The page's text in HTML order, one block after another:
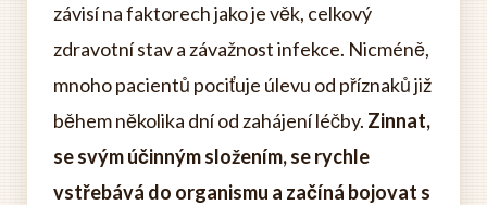
závisí na faktorech jako je věk, celkový
zdravotní stav a závažnost infekce. Nicméně,
mnoho pacientů pociťuje úlevu od příznaků již
během několika dní od zahájení léčby. Zinnat,
se svým účinným složením, se rychle
vstřebává do organismu a začíná bojovat s